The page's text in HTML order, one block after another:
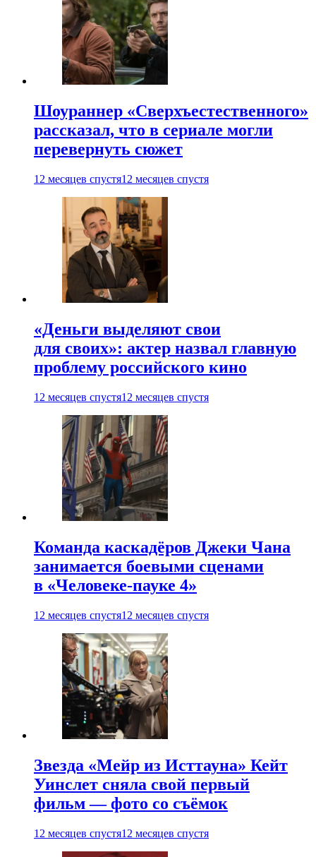
Шоураннер «Сверхъестественного»
рассказал, что в сериале могли
перевернуть сюжет
12 месяцев спустя12 месяцев спустя
«Деньги выделяют свои
для своих»: актер назвал главную
проблему российского кино
12 месяцев спустя12 месяцев спустя
Команда каскадёров Джеки Чана
занимается боевыми сценами
в «Человеке-пауке 4»
12 месяцев спустя12 месяцев спустя
Звезда «Мейр из Исттауна» Кейт
Уинслет сняла свой первый
фильм — фото со съёмок
12 месяцев спустя12 месяцев спустя